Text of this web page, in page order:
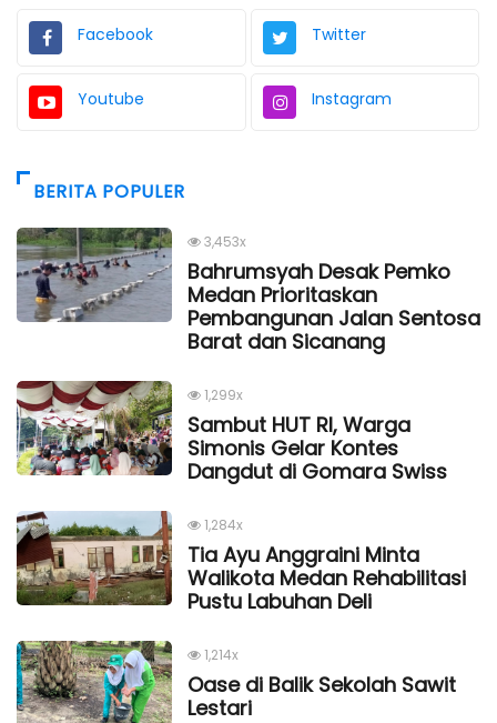
Facebook Twitter
Youtube Instagram
BERITA POPULER
3,453x
Bahrumsyah Desak Pemko
Medan Prioritaskan
Pembangunan Jalan Sentosa
Barat dan Sicanang
1,299x
Sambut HUT RI, Warga
Simonis Gelar Kontes
Dangdut di Gomara Swiss
1,284x
Tia Ayu Anggraini Minta
Walikota Medan Rehabilitasi
Pustu Labuhan Deli
1,214x
Oase di Balik Sekolah Sawit
Lestari